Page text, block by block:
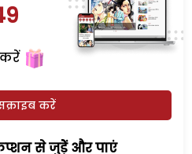
करें
करें
से जुड़ेें और पाएं